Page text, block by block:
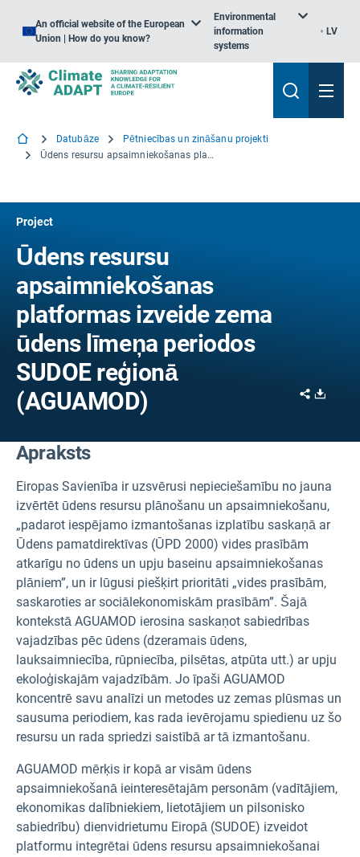
An official website of the European
Union | How do you know?
Environmental
information
systems
LV
Datubāze
Pētniecības un zināšanu projekti
Ūdens resursu apsaimniekošanas platformas izveide zema ūdens līmeņa periodos SUDOE reģionā
Project
Ūdens resursu
apsaimniekošanas
platformas izveide zema
ūdens līmeņa periodos
SUDOE reģionā
(AGUAMOD)
Share
Apraksts
Eiropas Savienība ir uzsvērusi nepieciešamību no jauna
izvērtēt ūdens resursu plānošanu un apsaimniekošanu,
„padarot iespējamo izmantošanas izplatību saskaņā ar
Ūdens pamatdirektīvas (ŪPD 2000) vides prasībām
atkarīgu no ūdens un upju baseinu apsaimniekošanas
plāniem”, un ir lūgusi piešķirt prioritāti „vides prasībām,
saskaroties ar sociālekonomiskām prasībām”. Šajā
kontekstā AGUAMOD ierosina saskaņot sabiedrības
vajadzības pēc ūdens (dzeramais ūdens,
lauksaimniecība, rūpniecība, pilsētas, atpūta utt.) ar upju
ekoloģiskajām vajadzībām. Jo īpaši AGUAMOD
koncentrē savu analīzi un metodes uz zemas plūsmas un
sausuma periodiem, kas rada ievērojamu spiedienu uz šo
resursu un rada spriedzi saistībā ar tā izmantošanu.
AGUAMOD mērķis ir kopā ar visām ūdens
apsaimniekošanā ieinteresētajām personām (vadītājiem,
ekonomikas dalībniekiem, lietotājiem un pilsonisko
sabiedrību) dienvidrietumu Eiropā (SUDOE) izveidot
platformu integrētai ūdens resursu apsaimniekošanai